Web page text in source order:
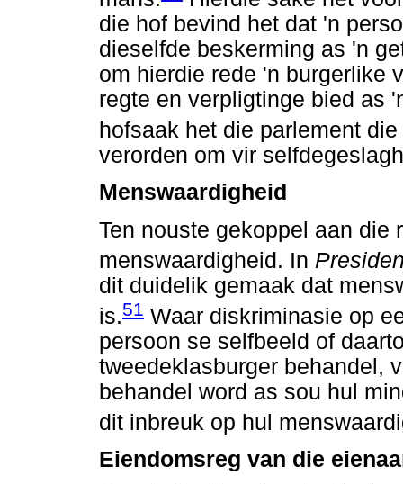
die hof bevind het dat 'n
dieselfde beskerming as 'n
om hierdie rede 'n burgerlike
regte en verpligtinge bied as
hofsaak het die parlement
verorden om vir
Menswaardigheid
Ten nouste gekoppel aan die
menswaardigheid. In
dit duidelik gemaak dat
is.51 Waar diskriminasie op
persoon se selfbeeld of
tweedeklasburger behandel,
behandel word as sou hul
dit inbreuk op hul
Eiendomsreg van die